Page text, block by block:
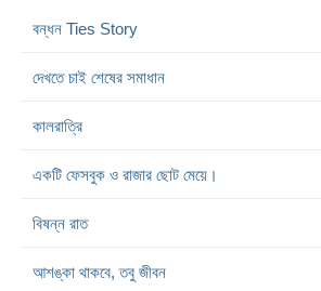
বন্ধন Ties Story
দেখতে চাই শেষের সমাধান
কালরাত্রি
একটি ফেসবুক ও রাজার ছোট মেয়ে।
বিষন্ন রাত
আশঙ্কা থাকবে, তবু জীবন